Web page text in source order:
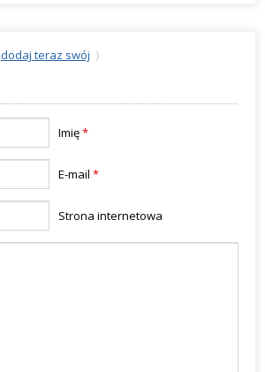
dodaj teraz swój }
Imię*
E-mail *
Strona internetowa